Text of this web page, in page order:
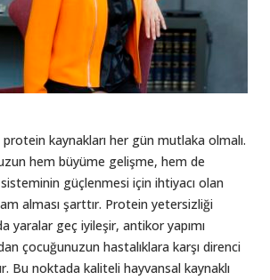
kaynakları her gün mutlaka olmalı.
hem büyüme gelişme, hem de
sisteminin güçlenmesi için ihtiyacı olan
alması şarttır. Protein yetersizliği
yaralar geç iyileşir, antikor yapımı
çocuğunuzun hastalıklara karşı direnci
Bu noktada kaliteli hayvansal kaynaklı